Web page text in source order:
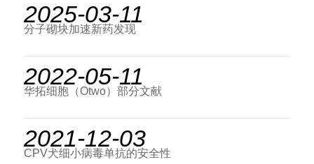
2025-03-11
分子砌块加速新药发现
2022-05-11
华拓细胞（Otwo）部分文献
2021-12-03
CPV犬细小病毒单抗的安全性